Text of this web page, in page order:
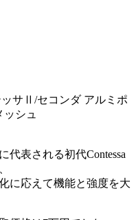
サⅡ/セコンダ アルミポ
シュ
代表される初代Contessa
に応えて機能と強度を大